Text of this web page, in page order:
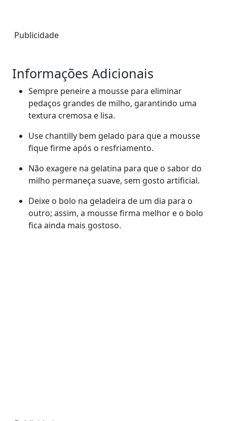
Publicidade
Informações Adicionais
Sempre peneire a mousse para eliminar
pedaços grandes de milho, garantindo uma
textura cremosa e lisa.
Use chantilly bem gelado para que a mousse
fique firme após o resfriamento.
Não exagere na gelatina para que o sabor do
milho permaneça suave, sem gosto artificial.
Deixe o bolo na geladeira de um dia para o
outro; assim, a mousse firma melhor e o bolo
fica ainda mais gostoso.